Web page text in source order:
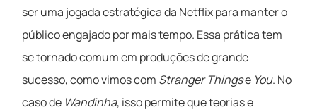
ser uma jogada estratégica da Netflix para manter o
público engajado por mais tempo. Essa prática tem
se tornado comum em produções de grande
sucesso, como vimos com Stranger Thingse You. No
caso de Wandinha, isso permite que teorias e